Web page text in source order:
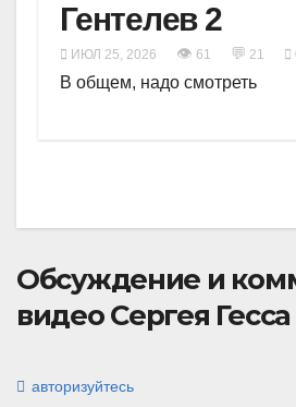
Гентелев 2
ИЮЛ 25, 2026 👁 61 💬 21
В общем, надо смотреть
Обсуждение и
видео Сергея Гесса
авторизуйтесь